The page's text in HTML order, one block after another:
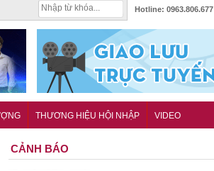
Hotline: 0963.806.677
THƯƠNG HIỆU HỘI NHẬP VIDEO
CẢNH BÁO